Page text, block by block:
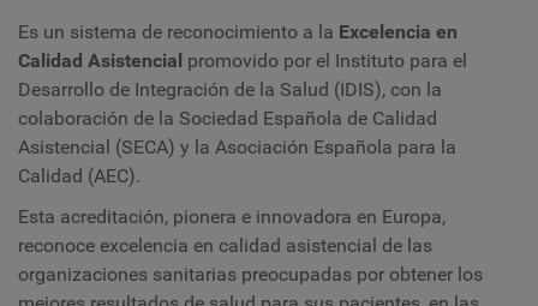
Es un sistema de reconocimiento a la Excelencia en
Calidad Asistencial promovido por el Instituto para el
Desarrollo de Integración de la Salud (IDIS), con la
colaboración de la Sociedad Española de Calidad
Asistencial (SECA) y la Asociación Española para la
Calidad (AEC).
Esta acreditación, pionera e innovadora en Europa,
reconoce excelencia en calidad asistencial de las
organizaciones sanitarias preocupadas por obtener los